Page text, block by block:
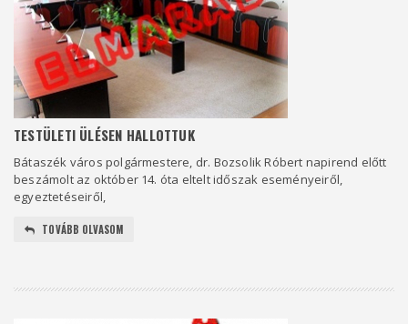
TESTÜLETI ÜLÉSEN HALLOTTUK
Bátaszék város polgármestere, dr. Bozsolik Róbert napirend előtt
beszámolt az október 14. óta eltelt időszak eseményeiről,
egyeztetéseiről,
TOVÁBB OLVASOM